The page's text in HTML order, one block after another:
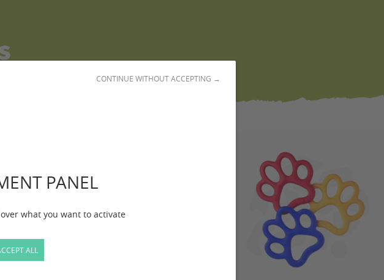
PANEL
what you want to activate
CONTINUE WITHOUT ACCEPTING →
ALL